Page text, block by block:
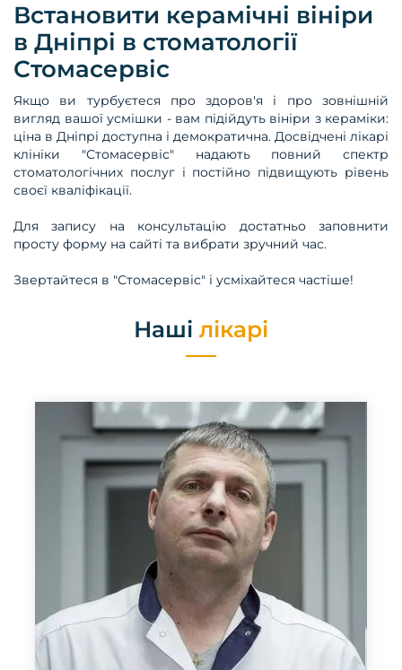
Встановити керамічні вініри
в Дніпрі в стоматології
Стомасервіс
Якщо ви турбуєтеся про здоров'я і про зовнішній
вигляд вашої усмішки - вам підійдуть вініри з кераміки:
ціна в Дніпрі доступна і демократична. Досвідчені лікарі
клініки "Стомасервіс" надають повний спектр
стоматологічних послуг і постійно підвищують рівень
своєї кваліфікації.
Для запису на консультацію достатньо заповнити
просту форму на сайті та вибрати зручний час.
Звертайтеся в "Стомасервіс" і усміхайтеся частіше!
Наші лікарі